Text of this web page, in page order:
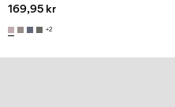
169,95 kr
+2